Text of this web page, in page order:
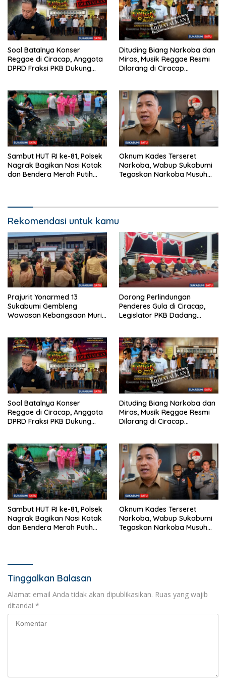
Soal Batalnya Konser
Reggae di Ciracap, Anggota
DPRD Fraksi PKB Dukung
Dituding Biang Narkoba dan
Miras, Musik Reggae Resmi
Dilarang di Ciracap
Sambut HUT RI ke-81, Polsek
Nagrak Bagikan Nasi Kotak
dan Bendera Merah Putih
Oknum Kades Terseret
Narkoba, Wabup Sukabumi
Tegaskan Narkoba Musuh
Rekomendasi untuk kamu
Prajurit Yonarmed 13
Sukabumi Gembleng
Wawasan Kebangsaan Murid
Dorong Perlindungan
Penderes Gula di Ciracap,
Legislator PKB Dadang
Ketenagakerjaan
Soal Batalnya Konser
Reggae di Ciracap, Anggota
DPRD Fraksi PKB Dukung
Dituding Biang Narkoba dan
Miras, Musik Reggae Resmi
Dilarang di Ciracap
Sambut HUT RI ke-81, Polsek
Nagrak Bagikan Nasi Kotak
dan Bendera Merah Putih
Oknum Kades Terseret
Narkoba, Wabup Sukabumi
Tegaskan Narkoba Musuh
Tinggalkan Balasan
Alamat email Anda tidak akan dipublikasikan. Ruas yang wajib
ditandai *